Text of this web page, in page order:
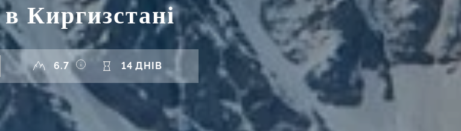
в Киргизстані
6.7 14 ДНІВ